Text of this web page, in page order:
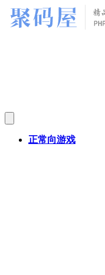
正常向游戏